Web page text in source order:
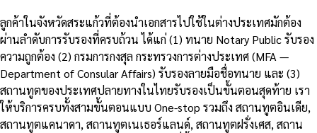
ลูกค้าในจังหวัดสระแก้วที่ต้องนำเอกสารไปใช้ในต่างประเทศมักต้อง
ผ่านลำดับการรับรองที่ครบถ้วน ได้แก่ (1) ทนาย Notary Public รับรอง
ความถูกต้อง (2) กรมการกงสุล กระทรวงการต่างประเทศ (MFA —
Department of Consular Affairs) รับรองลายมือชื่อทนาย และ (3)
สถานทูตของประเทศปลายทางในไทยรับรองเป็นขั้นตอนสุดท้าย เรา
ให้บริการครบทั้งสามขั้นตอนแบบ One-stop รวมถึง สถานทูตอินเดีย,
สถานทูตแคนาดา, สถานทูตเนเธอร์แลนด์, สถานทูตฝรั่งเศส, สถาน